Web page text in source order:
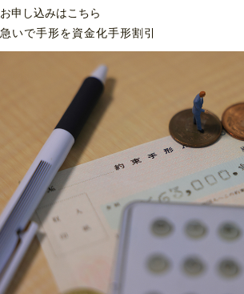
お申し込みはこちら
急いで手形を資金化手形割引